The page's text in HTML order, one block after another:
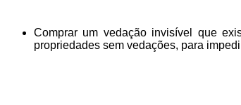
Comprar um vedação invisível que
propriedades sem vedações, para